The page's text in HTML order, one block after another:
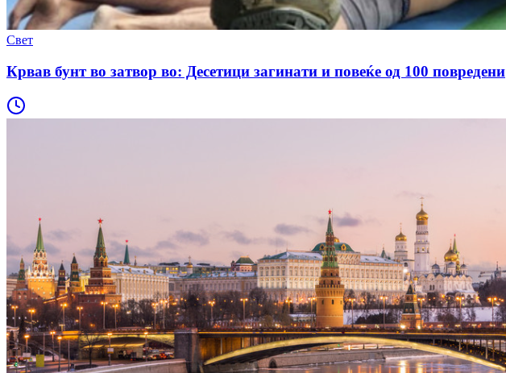
Свет
Крвав бунт во затвор во: Десетици загинати и повеќе од 100 повредени